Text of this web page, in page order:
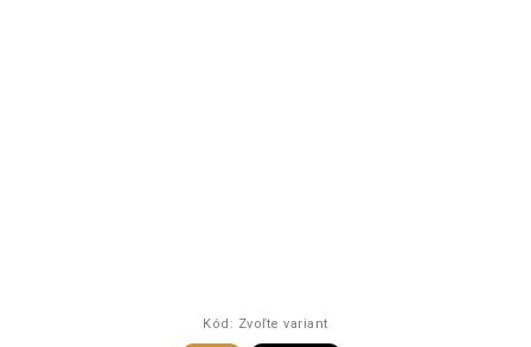
Kód: Zvoľte variant